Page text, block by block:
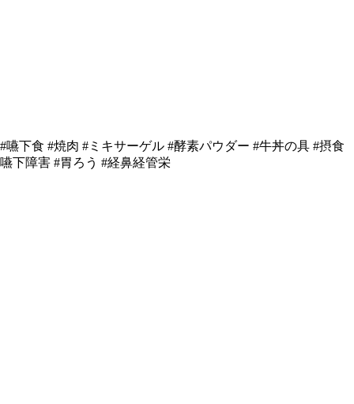
#嚥下食 #焼肉 #ミキサーゲル #酵素パウダー #牛丼の具 #摂食
嚥下障害 #胃ろう #経鼻経管栄